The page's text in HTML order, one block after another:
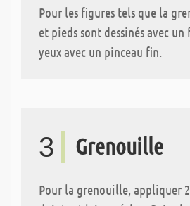
Pour les figures tels que la
et pieds sont dessinés avec
yeux avec un pinceau fin.
3 Grenouille
Pour la grenouille, appliquer